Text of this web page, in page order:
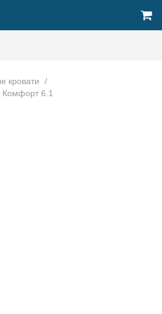
кровати
/
Комфорт 6.1